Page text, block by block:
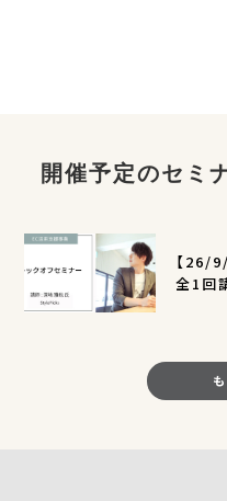
開催予定のセミ
【26/
全1回